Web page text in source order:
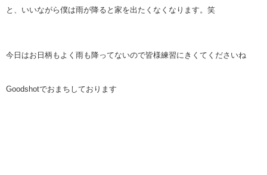
と、いいながら僕は雨が降ると家を出たくなくなります。笑
今日はお日柄もよく雨も降ってないので皆様練習にきくてくださいね
Goodshotでおまちしております